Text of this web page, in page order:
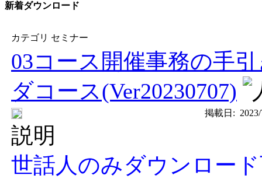
新着ダウンロード
カテゴリ セミナー
03コース開催事務の手
ダコース(Ver20230707)
掲載日:
説明
世話人のみダウンロー